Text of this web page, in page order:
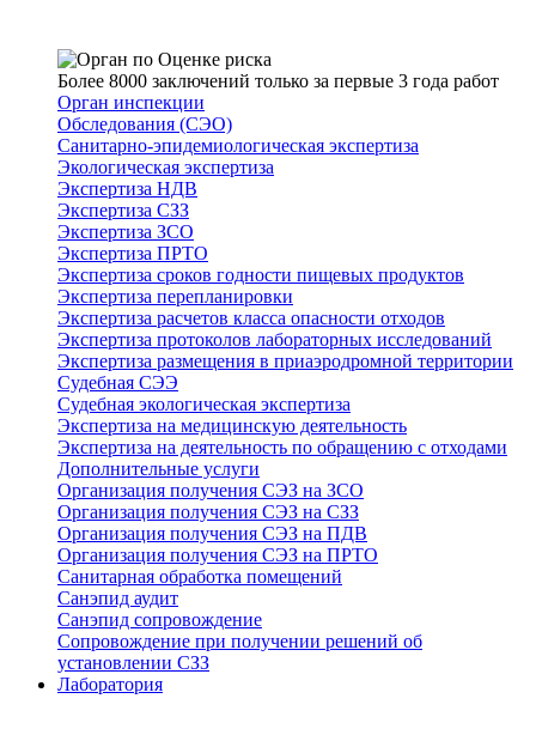
Более 8000 заключений только за первые 3 года работ
Орган инспекции
Обследования (СЭО)
Санитарно-эпидемиологическая экспертиза
Экологическая экспертиза
Экспертиза НДВ
Экспертиза СЗЗ
Экспертиза ЗСО
Экспертиза ПРТО
Экспертиза сроков годности пищевых продуктов
Экспертиза перепланировки
Экспертиза расчетов класса опасности отходов
Экспертиза протоколов лабораторных исследований
Экспертиза размещения в приаэродромной территории
Судебная СЭЭ
Судебная экологическая экспертиза
Экспертиза на медицинскую деятельность
Экспертиза на деятельность по обращению с отходами
Дополнительные услуги
Организация получения СЭЗ на ЗСО
Организация получения СЭЗ на СЗЗ
Организация получения СЭЗ на ПДВ
Организация получения СЭЗ на ПРТО
Санитарная обработка помещений
Санэпид аудит
Санэпид сопровождение
Сопровождение при получении решений об
установлении СЗЗ
Лаборатория